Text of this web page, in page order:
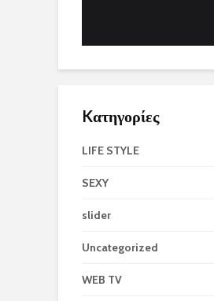
Kατηγορίες
LIFE STYLE
SEXY
slider
Uncategorized
WEB TV